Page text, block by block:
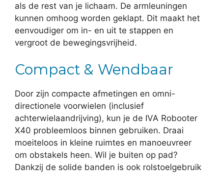
als de rest van je lichaam. De armleuningen
kunnen omhoog worden geklapt. Dit maakt het
eenvoudiger om in- en uit te stappen en
vergroot de bewegingsvrijheid.
Compact & Wendbaar
Door zijn compacte afmetingen en omni-
directionele voorwielen (inclusief
achterwielaandrijving), kun je de IVA Robooter
X40 probleemloos binnen gebruiken. Draai
moeiteloos in kleine ruimtes en manoeuvreer
om obstakels heen. Wil je buiten op pad?
Dankzij de solide banden is ook rolstoelgebruik